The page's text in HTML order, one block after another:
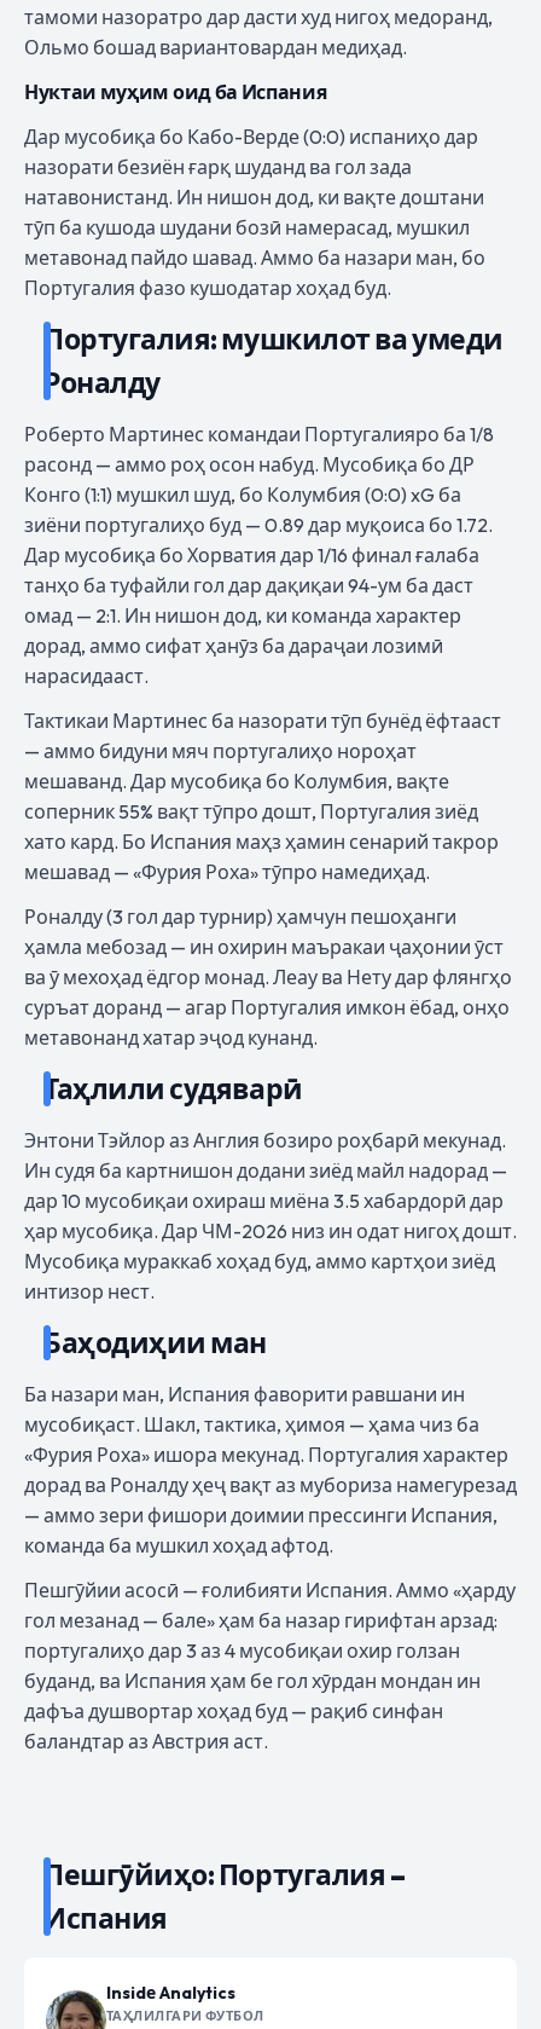
тамоми назоратро дар дасти худ нигоҳ медоранд,
Ольмо бошад вариантовардан медиҳад.
Нуктаи муҳим оид ба Испания
Дар мусобиқа бо Кабо-Верде (0:0) испаниҳо дар
назорати безиён ғарқ шуданд ва гол зада
натавонистанд. Ин нишон дод, ки вақте доштани
тӯп ба кушода шудани бозӣ намерасад, мушкил
метавонад пайдо шавад. Аммо ба назари ман, бо
Португалия фазо кушодатар хоҳад буд.
Португалия: мушкилот ва умеди
Роналду
Роберто Мартинес командаи Португалияро ба 1/8
расонд — аммо роҳ осон набуд. Мусобиқа бо ДР
Конго (1:1) мушкил шуд, бо Колумбия (0:0) xG ба
зиёни португалиҳо буд — 0.89 дар муқоиса бо 1.72.
Дар мусобиқа бо Хорватия дар 1/16 финал ғалаба
танҳо ба туфайли гол дар дақиқаи 94-ум ба даст
омад — 2:1. Ин нишон дод, ки команда характер
дорад, аммо сифат ҳанӯз ба дараҷаи лозимӣ
нарасидааст.
Тактикаи Мартинес ба назорати тӯп бунёд ёфтааст
— аммо бидуни мяч португалиҳо нороҳат
мешаванд. Дар мусобиқа бо Колумбия, вақте
соперник 55% вақт тӯпро дошт, Португалия зиёд
хато кард. Бо Испания маҳз ҳамин сенарий такрор
мешавад — «Фурия Роха» тӯпро намедиҳад.
Роналду (3 гол дар турнир) ҳамчун пешоҳанги
ҳамла мебозад — ин охирин маъракаи ҷаҳонии ӯст
ва ӯ мехоҳад ёдгор монад. Леау ва Нету дар флянгҳо
суръат доранд — агар Португалия имкон ёбад, онҳо
метавонанд хатар эҷод кунанд.
Таҳлили судяварӣ
Энтони Тэйлор аз Англия бозиро роҳбарӣ мекунад.
Ин судя ба картнишон додани зиёд майл надорад —
дар 10 мусобиқаи охираш миёна 3.5 хабардорӣ дар
ҳар мусобиқа. Дар ЧМ-2026 низ ин одат нигоҳ дошт.
Мусобиқа мураккаб хоҳад буд, аммо картҳои зиёд
интизор нест.
Баҳодиҳии ман
Ба назари ман, Испания фаворити равшани ин
мусобиқаст. Шакл, тактика, ҳимоя — ҳама чиз ба
«Фурия Роха» ишора мекунад. Португалия характер
дорад ва Роналду ҳеҷ вақт аз мубориза намегурезад
— аммо зери фишори доимии прессинги Испания,
команда ба мушкил хоҳад афтод.
Пешгӯйии асосӣ — ғолибияти Испания. Аммо «ҳарду
гол мезанад — бале» ҳам ба назар гирифтан арзад:
португалиҳо дар 3 аз 4 мусобиқаи охир голзан
буданд, ва Испания ҳам бе гол хӯрдан мондан ин
дафъа душвортар хоҳад буд — рақиб синфан
баландтар аз Австрия аст.
Пешгӯйиҳо: Португалия –
Испания
Insidе Analytics
ТАҲЛИЛГАРИ ФУТБОЛ